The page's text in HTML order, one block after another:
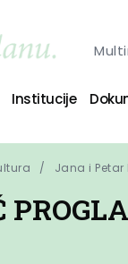
Institucije
Jana i